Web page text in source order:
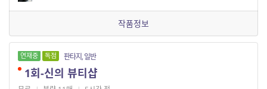
작품정보
연재중 독점 판타지, 일반
1회-신의 뷰티샵